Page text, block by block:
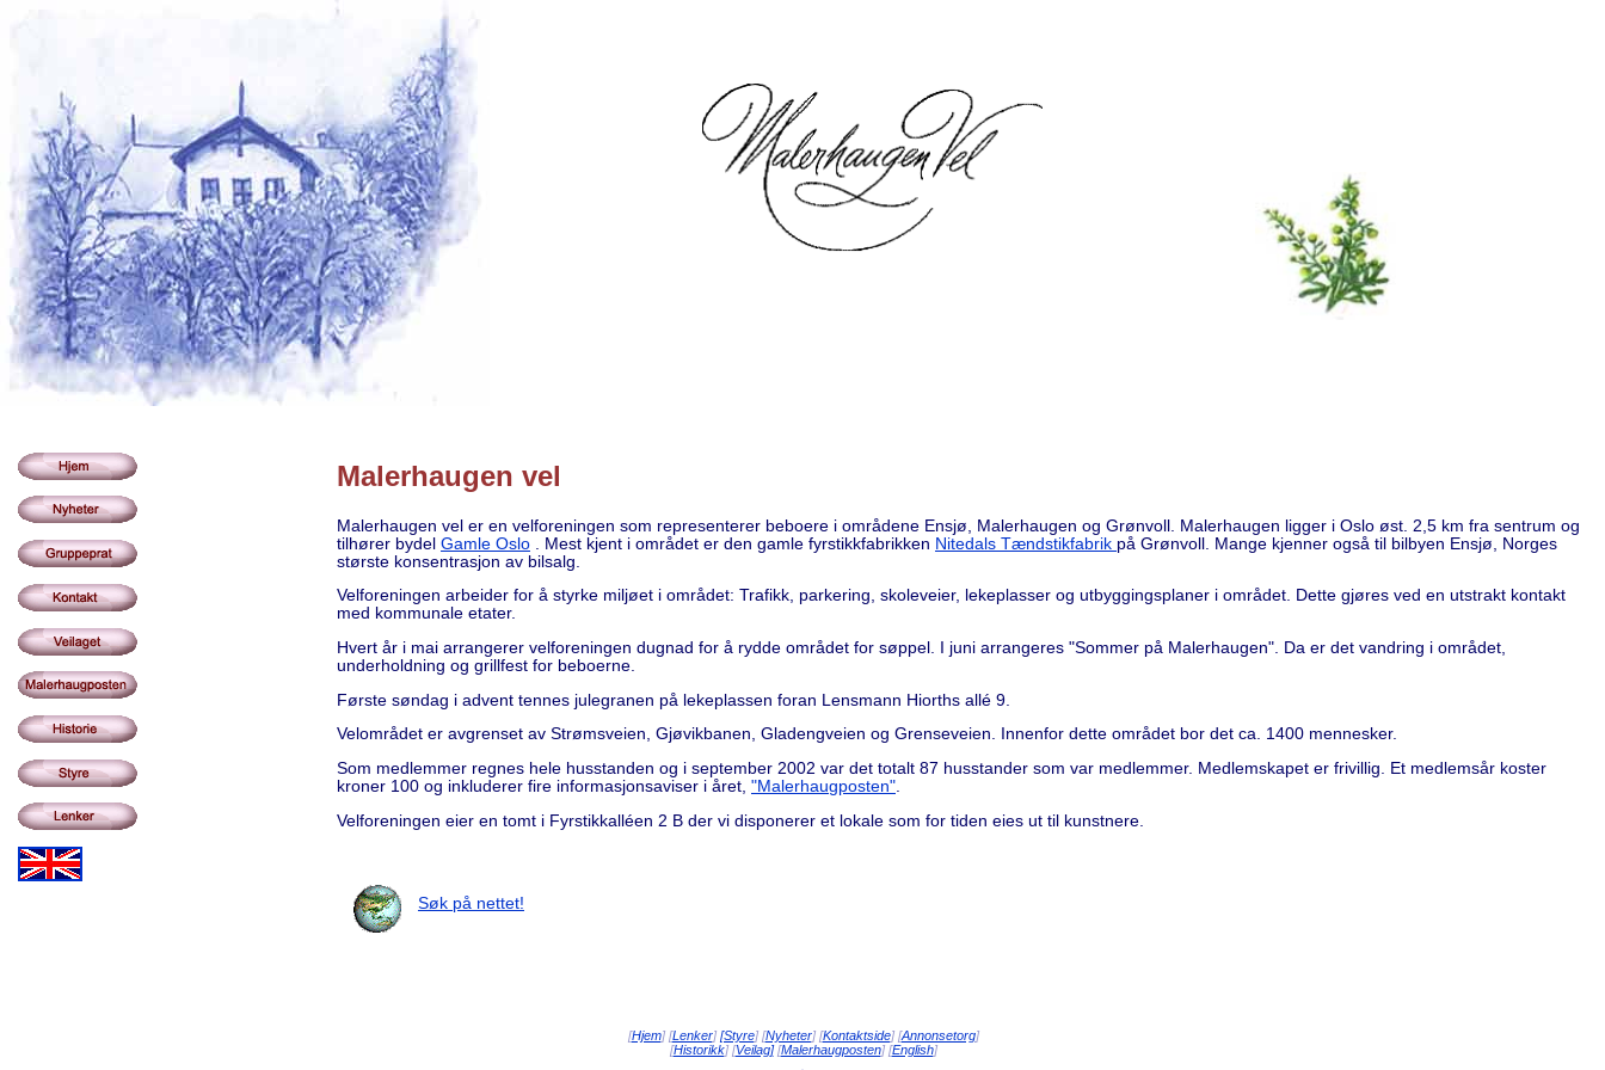
Malerhaugen vel
Malerhaugen vel er en velforeningen som representerer beboere i områdene Ensjø, Malerhaugen og Grønvoll. Malerhaugen ligger i Oslo øst. 2,5 km fra sentrum og
tilhører bydel Gamle Oslo . Mest kjent i området er den gamle fyrstikkfabrikken Nitedals Tændstikfabrik på Grønvoll. Mange kjenner også til bilbyen Ensjø, Norges
største konsentrasjon av bilsalg.
Velforeningen arbeider for å styrke miljøet i området: Trafikk, parkering, skoleveier, lekeplasser og utbyggingsplaner i området. Dette gjøres ved en utstrakt kontakt
med kommunale etater.
Hvert år i mai arrangerer velforeningen dugnad for å rydde området for søppel. I juni arrangeres "Sommer på Malerhaugen". Da er det vandring i området,
underholdning og grillfest for beboerne.
Første søndag i advent tennes julegranen på lekeplassen foran Lensmann Hiorths allé 9.
Velområdet er avgrenset av Strømsveien, Gjøvikbanen, Gladengveien og Grenseveien. Innenfor dette området bor det ca. 1400 mennesker.
Som medlemmer regnes hele husstanden og i september 2002 var det totalt 87 husstander som var medlemmer. Medlemskapet er frivillig. Et medlemsår koster
kroner 100 og inkluderer fire informasjonsaviser i året, "Malerhaugposten".
Velforeningen eier en tomt i Fyrstikkalléen 2 B der vi disponerer et lokale som for tiden eies ut til kunstnere.
Søk på nettet!
[Hjem] [Lenker] [Styre] [Nyheter] [Kontaktside] [Annonsetorg]
[Historikk] [Veilag][Malerhaugposten] [English]